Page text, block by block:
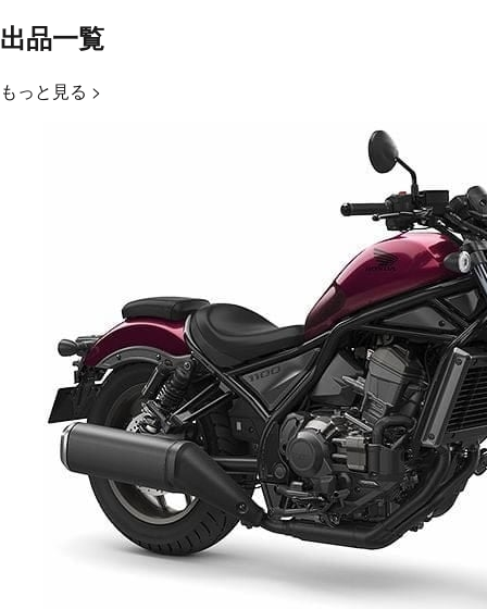
出品一覧
もっと見る >